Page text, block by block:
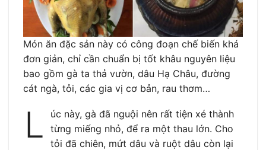
Món ăn đặc sản này có công đoạn chế biến khá
đơn giản, chỉ cần chuẩn bị tốt khâu nguyên liệu
bao gồm gà ta thả vườn, dâu Hạ Châu, đường
cát ngà, tỏi, các gia vị cơ bản, rau thơm…
L
úc này, gà đã nguội nên rất tiện xé thành
từng miếng nhỏ, để ra một thau lớn. Cho
tỏi đã chiên, mứt dâu và ruột dâu còn lại